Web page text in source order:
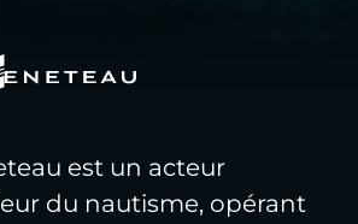
est un acteur
du nautisme, opérant